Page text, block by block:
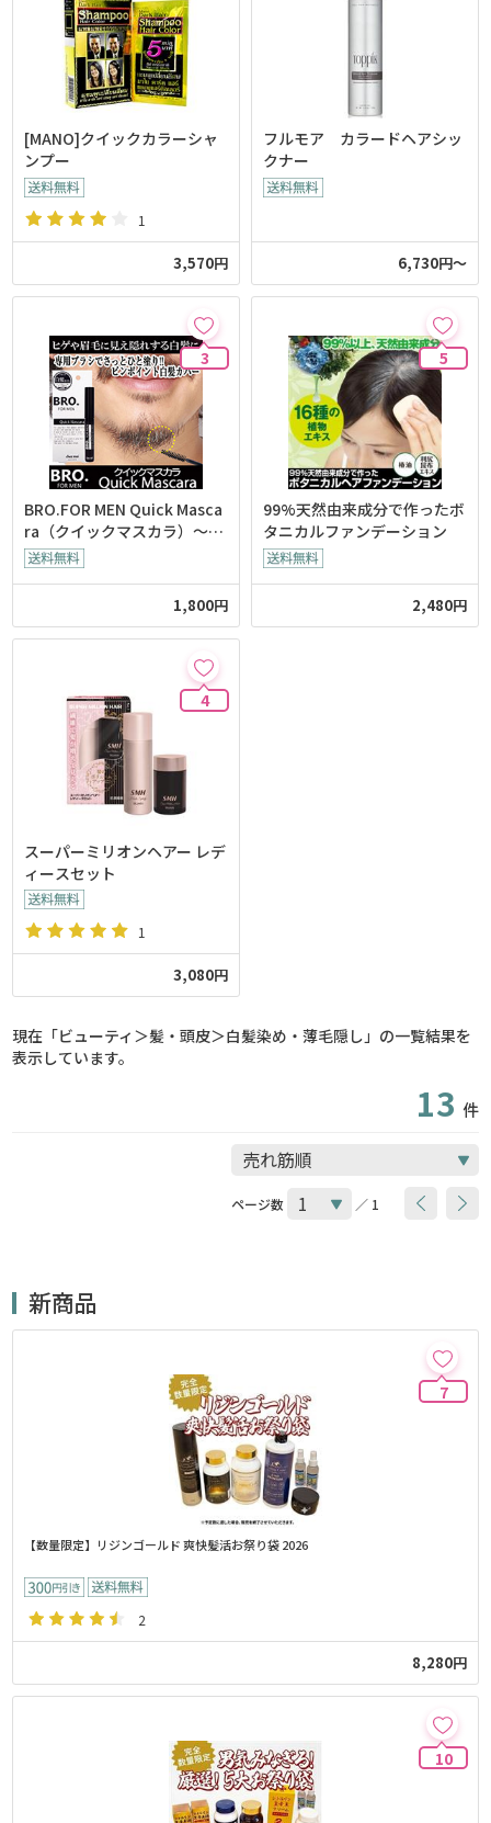
[MANO]クイックカラーシャ
ンプー
1
3,570円
フルモア カラードヘアシッ
クナー
6,730円～
3
BRO.FOR MEN Quick Masca
ra（クイックマスカラ）～
眉・髭白髪隠し～
1,800円
5
99%天然由来成分で作ったボ
タニカルファンデーション
2,480円
4
スーパーミリオンヘアー レデ
ィースセット
1
3,080円
現在「ビューティ＞髪・頭皮＞白髪染め・薄毛隠し」の一覧結果を
表示しています。
13 件
ページ数 ／ 1
新商品
7
【数量限定】リジンゴールド 爽快髪活お祭り袋 2026
2
8,280円
10